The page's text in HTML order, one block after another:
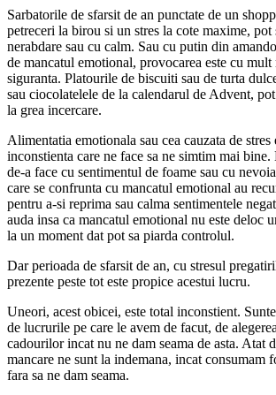
Sarbatorile de sfarsit de an punctate de un
petreceri la birou si un stres la cote maxime, pot
nerabdare sau cu calm. Sau cu putin din
de mancatul emotional, provocarea este cu mult
siguranta. Platourile de biscuiti sau de turta
sau ciocolatelele de la calendarul de Advent,
la grea incercare.
Alimentatia emotionala sau cea cauzata de stres
inconstienta care ne face sa ne simtim mai
de-a face cu sentimentul de foame sau cu
care se confrunta cu mancatul emotional au
pentru a-si reprima sau calma sentimentele
auda insa ca mancatul emotional nu este deloc
la un moment dat pot sa piarda controlul.
Dar perioada de sfarsit de an, cu stresul
prezente peste tot este propice acestui lucru.
Uneori, acest obicei, este total inconstient.
de lucrurile pe care le avem de facut, de
cadourilor incat nu ne dam seama de asta. Atat
mancare ne sunt la indemana, incat consumam
fara sa ne dam seama.